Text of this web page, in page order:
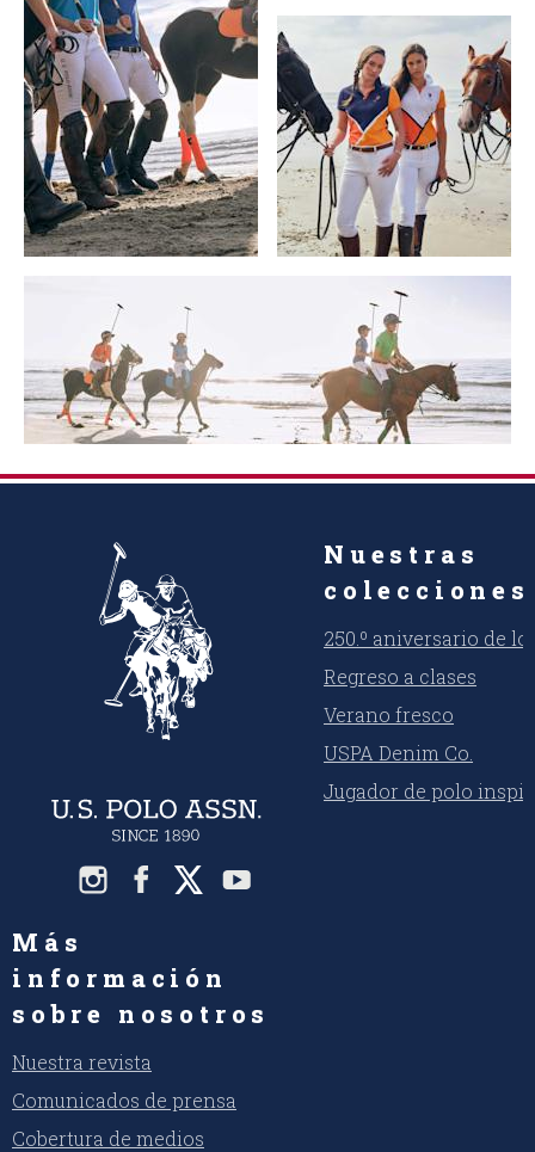
Nuestras
colecciones
250.º aniversario de
Regreso a clases
Verano fresco
USPA Denim Co.
Jugador de polo
Más
información
sobre nosotros
Nuestra revista
Comunicados de prensa
Cobertura de medios